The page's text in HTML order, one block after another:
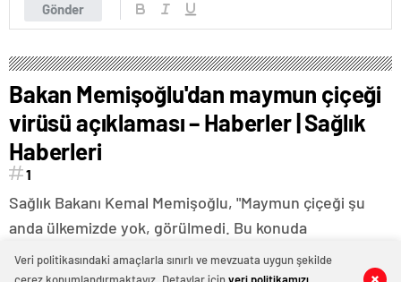
0 0
Gönder
Bakan Memişoğlu'dan maymun çiçeği
virüsü açıklaması – Haberler | Sağlık
Haberleri
1
Sağlık Bakanı Kemal Memişoğlu, "Maymun çiçeği şu
anda ülkemizde yok, görülmedi. Bu konuda
hastanelere başvuran insanlarımız oluyor ama şu ana
kadar tanı koyulmadı. Eğer böyle bir tanı koyarsak
0 0
Veri politikasındaki amaçlarla sınırlı ve mevzuata uygun şekilde